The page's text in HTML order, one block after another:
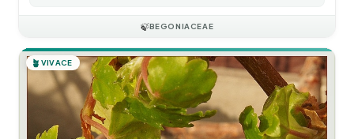
🍃BEGONIACEAE
🪴 VIVACE